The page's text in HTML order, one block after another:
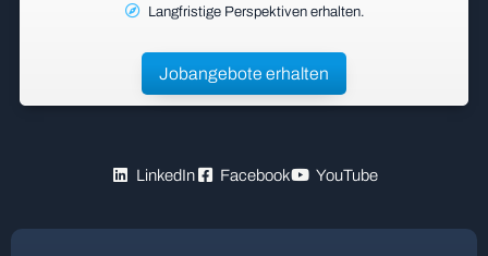
Langfristige Perspektiven erhalten.
Jobangebote erhalten
LinkedIn Facebook YouTube